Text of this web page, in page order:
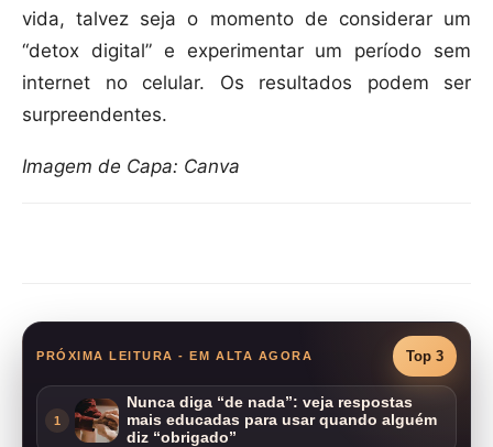
vida, talvez seja o momento de considerar um
“detox digital” e experimentar um período sem
internet no celular. Os resultados podem ser
surpreendentes.
Imagem de Capa: Canva
PRÓXIMA LEITURA - EM ALTA AGORA Top 3
1
Nunca diga “de nada”: veja respostas
mais educadas para usar quando alguém
diz “obrigado”